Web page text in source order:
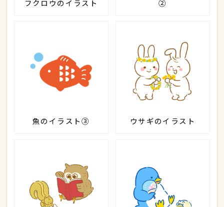
フクロウのイラスト ②
魚のイラスト③ ウサギのイラスト